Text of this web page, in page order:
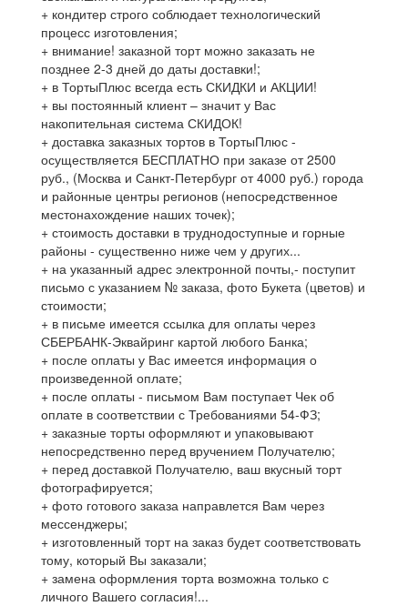
+ кондитер строго соблюдает технологический
процесс изготовления;
+ внимание! заказной торт можно заказать не
позднее 2-3 дней до даты доставки!;
+ в ТортыПлюс всегда есть СКИДКИ и АКЦИИ!
+ вы постоянный клиент – значит у Вас
накопительная система СКИДОК!
+ доставка заказных тортов в ТортыПлюс -
осуществляется БЕСПЛАТНО при заказе от 2500
руб., (Москва и Санкт-Петербург от 4000 руб.) города
и районные центры регионов (непосредственное
местонахождение наших точек);
+ стоимость доставки в труднодоступные и горные
районы - существенно ниже чем у других...
+ на указанный адрес электронной почты,- поступит
письмо с указанием № заказа, фото Букета (цветов) и
стоимости;
+ в письме имеется ссылка для оплаты через
СБЕРБАНК-Эквайринг картой любого Банка;
+ после оплаты у Вас имеется информация о
произведенной оплате;
+ после оплаты - письмом Вам поступает Чек об
оплате в соответствии с Требованиями 54-ФЗ;
+ заказные торты оформляют и упаковывают
непосредственно перед вручением Получателю;
+ перед доставкой Получателю, ваш вкусный торт
фотографируется;
+ фото готового заказа направлется Вам через
мессенджеры;
+ изготовленный торт на заказ будет соответствовать
тому, который Вы заказали;
+ замена оформления торта возможна только с
личного Вашего согласия!...